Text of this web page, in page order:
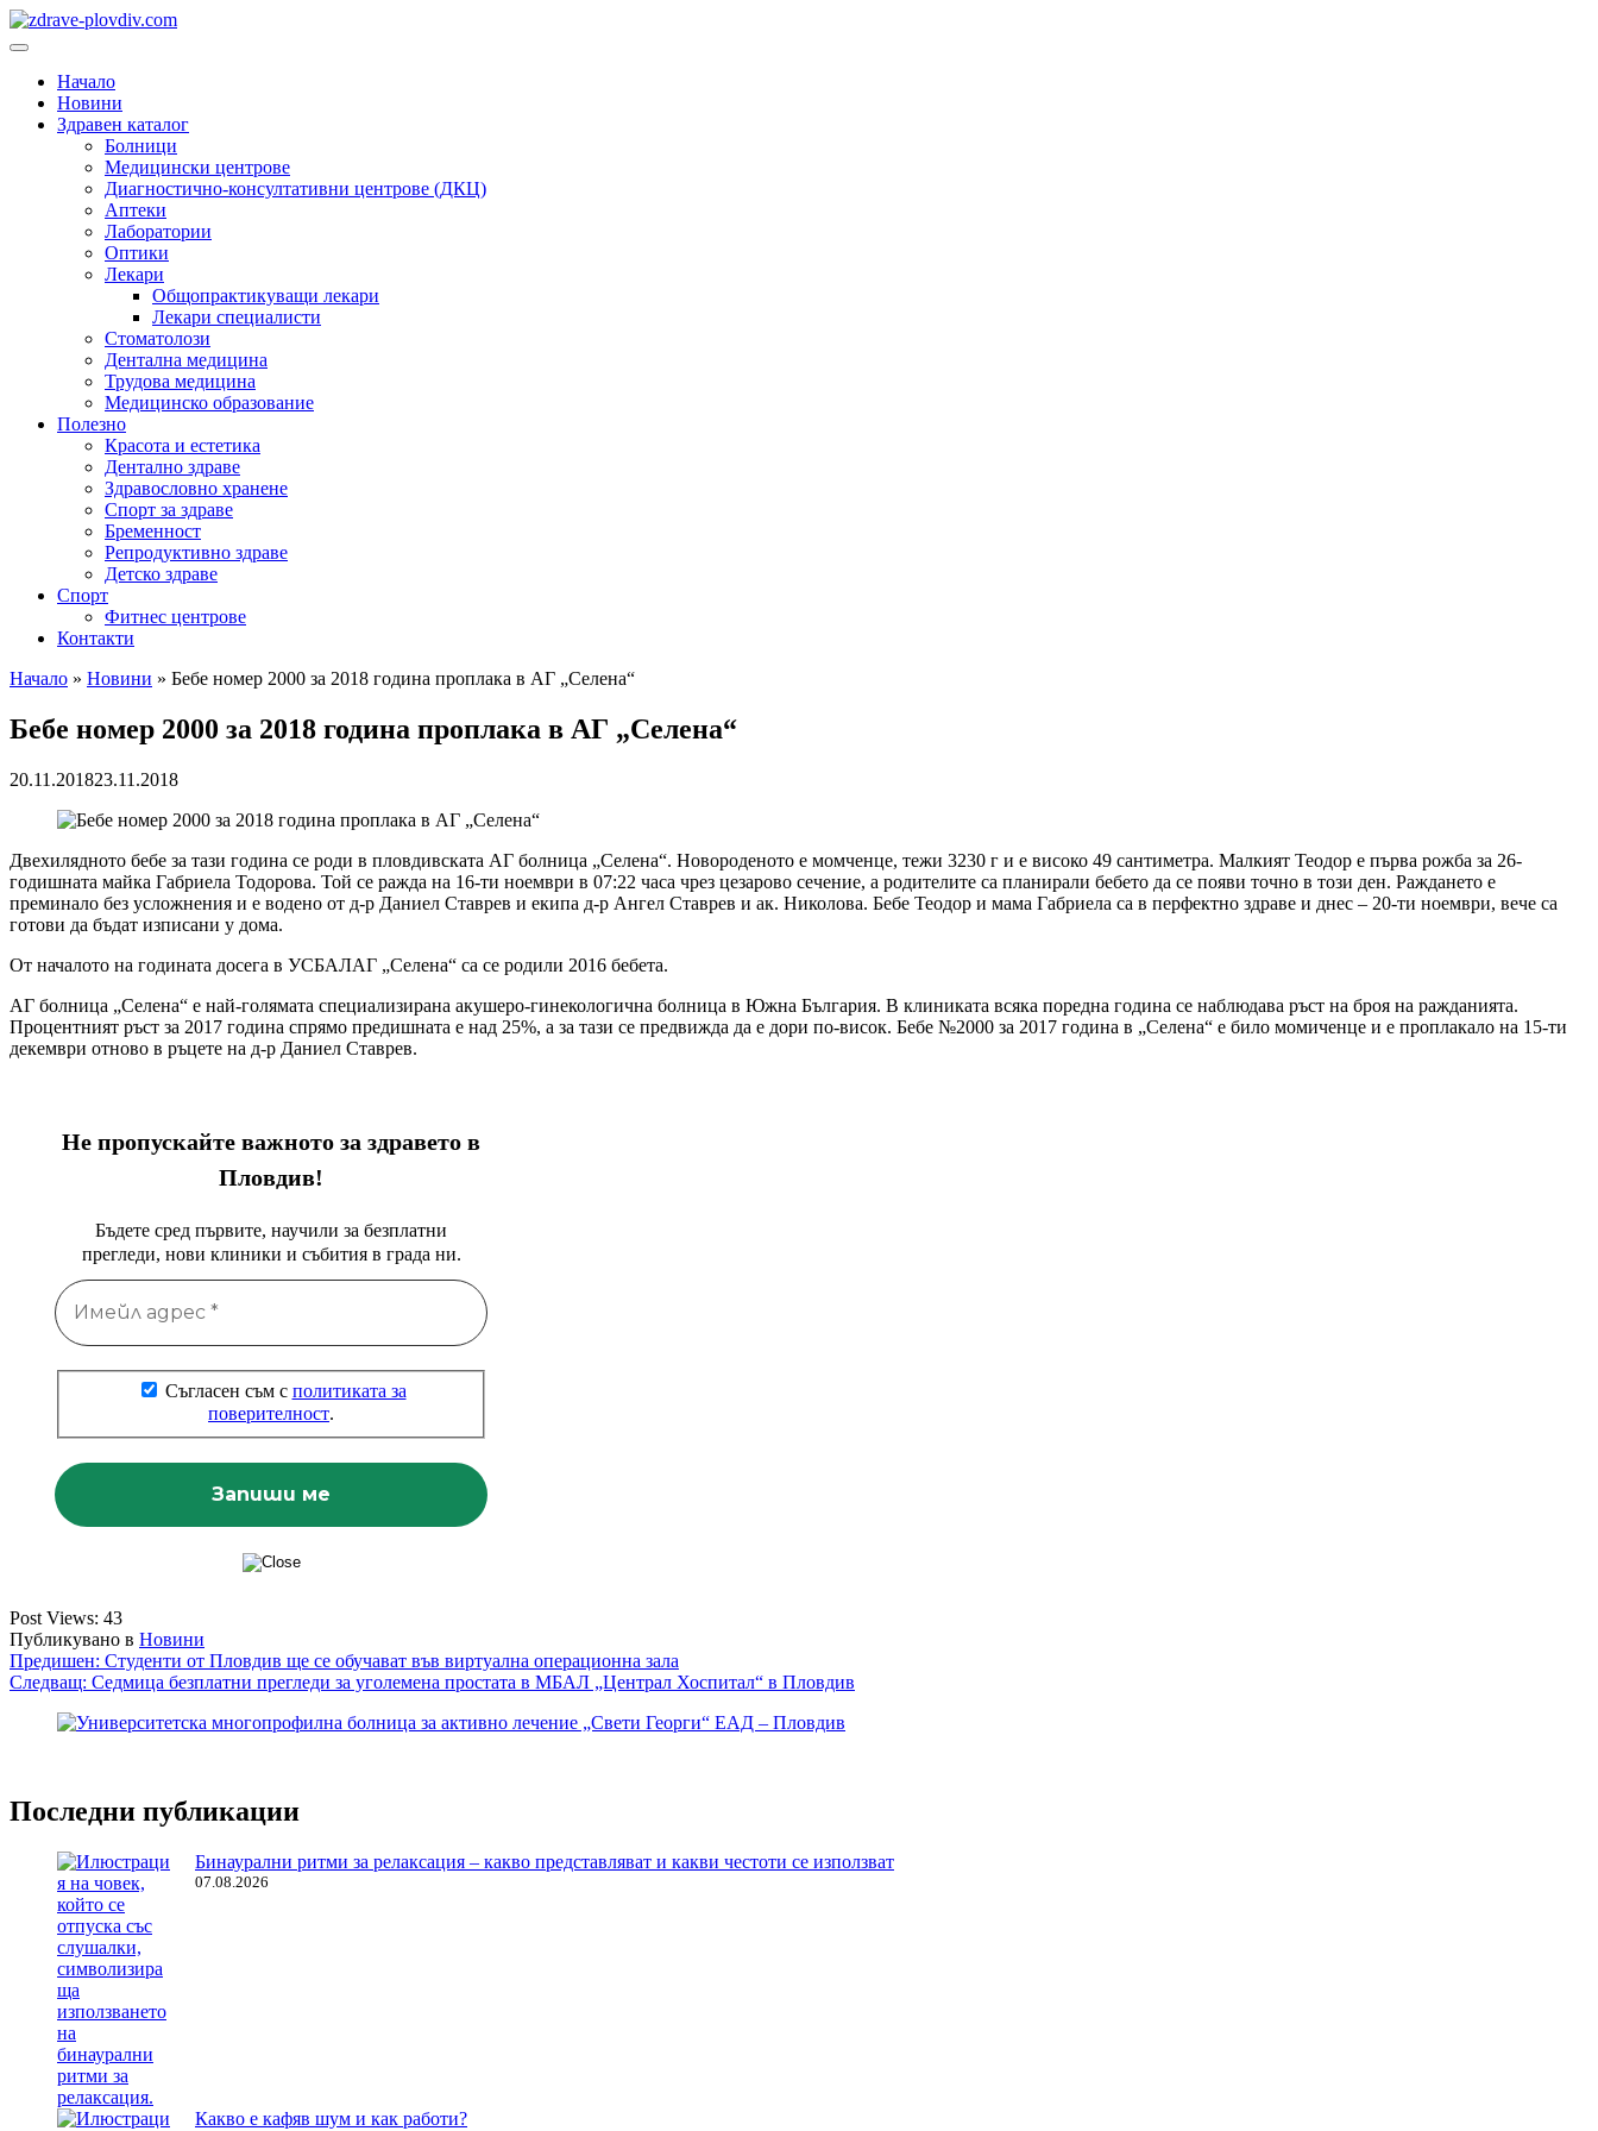
Преминете
към
Основно
Начало
Новини
Здравен каталог
Болници
Медицински центрове
Диагностично-консултативни центрове (ДКЦ)
Аптеки
Лаборатории
Оптики
Лекари
Общопрактикуващи лекари
Лекари специалисти
Стоматолози
Дентална медицина
Трудова медицина
Медицинско образование
Полезно
Красота и естетика
Дентално здраве
Здравословно хранене
Спорт за здраве
Бременност
Репродуктивно здраве
Детско здраве
Спорт
Фитнес центрове
Контакти
Начало » Новини » Бебе номер 2000 за 2018 година проплака в АГ „Селена“
Бебе номер 2000 за 2018 година проплака в АГ „Селена“
20.11.201823.11.2018
Двехилядното бебе за тази година се роди в пловдивската АГ болница „Селена“. Новороденото е момченце, тежи 3230 г и е високо 49 сантиметра. Малкият Теодор е първа рожба за 26-
годишната майка Габриела Тодорова. Той се ражда на 16-ти ноември в 07:22 часа чрез цезарово сечение, а родителите са планирали бебето да се появи точно в този ден. Раждането е
преминало без усложнения и е водено от д-р Даниел Ставрев и екипа д-р Ангел Ставрев и ак. Николова. Бебе Теодор и мама Габриела са в перфектно здраве и днес – 20-ти ноември, вече са
готови да бъдат изписани у дома.
От началото на годината досега в УСБАЛАГ „Селена“ са се родили 2016 бебета.
АГ болница „Селена“ е най-голямата специализирана акушеро-гинекологична болница в Южна България. В клиниката всяка поредна година се наблюдава ръст на броя на ражданията.
Процентният ръст за 2017 година спрямо предишната е над 25%, а за тази се предвижда да е дори по-висок. Бебе №2000 за 2017 година в „Селена“ е било момиченце и е проплакало на 15-ти
декември отново в ръцете на д-р Даниел Ставрев.
Не пропускайте важното за здравето в
Пловдив!
Бъдете сред първите, научили за безплатни
прегледи, нови клиники и събития в града ни.
Съгласен съм с политиката за
поверителност.
Post Views: 43
Публикувано в Новини
Навигация
Предишен: Студенти от Пловдив ще се обучават във виртуална операционна зала
Следващ: Седмица безплатни прегледи за уголемена простата в МБАЛ „Централ Хоспитал“ в Пловдив
Последни публикации
Бинаурални ритми за релаксация – какво представляват и какви честоти се използват
07.08.2026
Какво е кафяв шум и как работи?